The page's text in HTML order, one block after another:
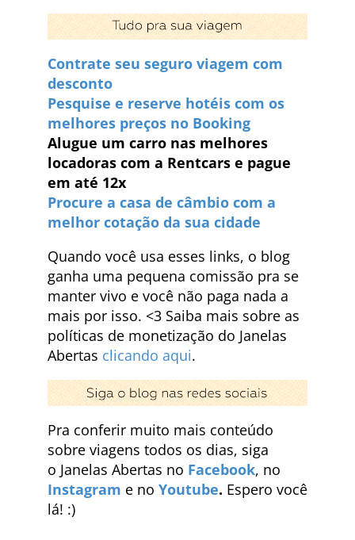
Contrate seu seguro viagem com
desconto
Pesquise e reserve hotéis com os
melhores preços no Booking
Alugue um carro nas melhores
locadoras com a Rentcars e pague
em até 12x
Procure a casa de câmbio com a
melhor cotação da sua cidade
Quando você usa esses links, o blog
ganha uma pequena comissão pra se
manter vivo e você não paga nada a
mais por isso. <3 Saiba mais sobre as
políticas de monetização do Janelas
Abertas clicando aqui.
Pra conferir muito mais conteúdo
sobre viagens todos os dias, siga
o Janelas Abertas no Facebook, no
Instagram e no Youtube. Espero você
lá! :)